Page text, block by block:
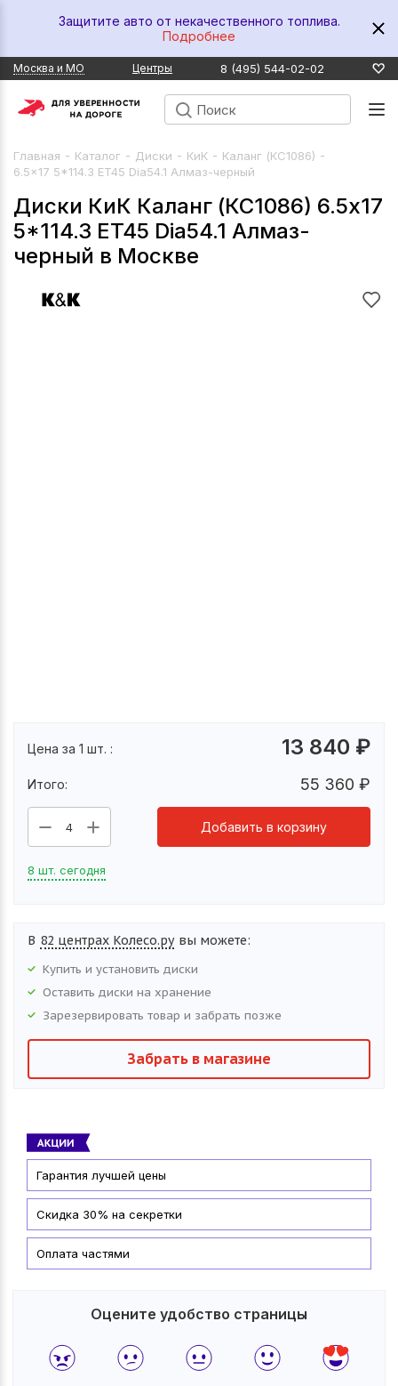
Защитите авто от некачественного топлива.
Подробнее
Москва и МО Центры 8 (495) 544-02-02
Главная - Каталог - Диски - КиК - Каланг (КС1086) -
6.5x17 5*114.3 ET45 Dia54.1 Алмаз-черный
Диски КиК Каланг (КС1086) 6.5x17
5*114.3 ET45 Dia54.1 Алмаз-
черный в Москве
Цена за 1 шт. : 13 840 ₽
Итого: 55 360 ₽
4 Добавить в корзину
8 шт. сегодня
В 82 центрах Колесо.ру вы можете:
Купить и установить диски
Оставить диски на хранение
Зарезервировать товар и забрать позже
Забрать в магазине
Гарантия лучшей цены
Скидка 30% на секретки
Оплата частями
Оцените удобство страницы